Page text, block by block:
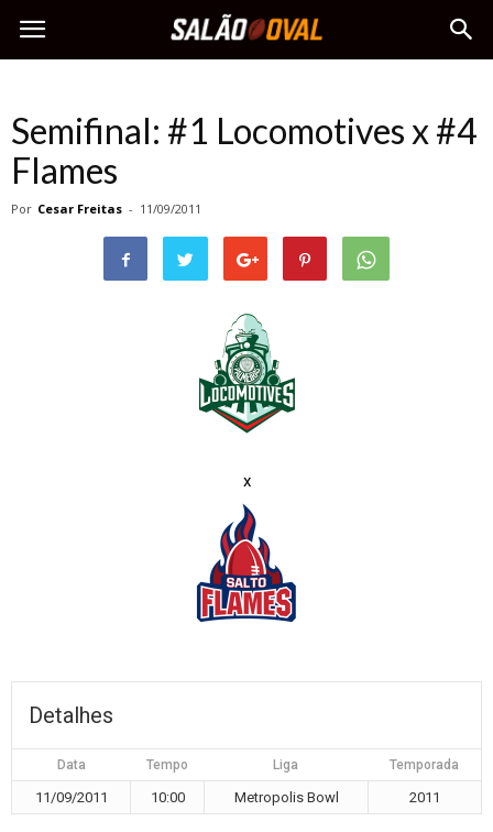
Semifinal: #1 Locomotives x #4
Flames
Por Cesar Freitas - 11/09/2011
x
Detalhes
Data Tempo Liga Temporada
11/09/2011 10:00 Metropolis Bowl 2011